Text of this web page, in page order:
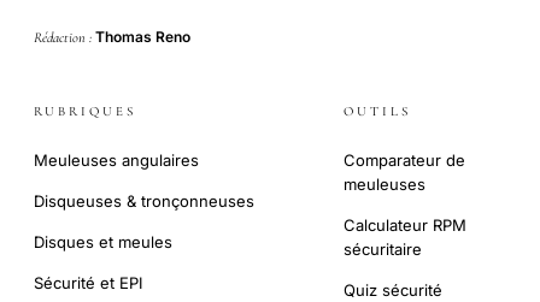
Rédaction : Thomas Reno
RUBRIQUES
Meuleuses angulaires
Disqueuses & tronçonneuses
Disques et meules
Sécurité et EPI
OUTILS
Comparateur de
meuleuses
Calculateur RPM
sécuritaire
Quiz sécurité